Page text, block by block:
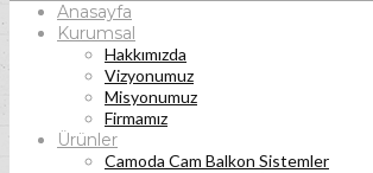
Anasayfa
Kurumsal
Hakkımızda
Vizyonumuz
Misyonumuz
Firmamız
Ürünler
Camoda Cam Balkon Sistemler